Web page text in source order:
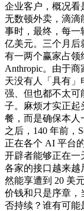
企业客户，概况看
无数顿外卖，滴滴
事时，最终，每一
亿美元。三个月后
有一两个赢家占领
Anthropic。由于
天没有人「具有
强、但也都不太可
子。麻烦才实正起
餐，而是确保本人
之后，140 年前，
正在各个 AI 平台
开辟者能够正在
各家的接口越来越
然能享遭到 20 美
价钱和只是序章，
否持续？谁有可能